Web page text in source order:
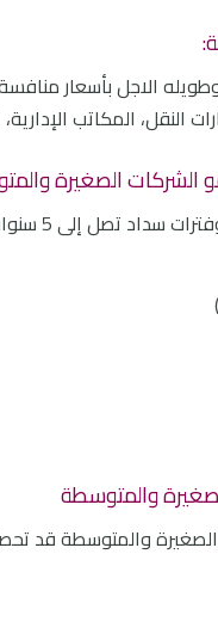
الاجل بأسعار
النقل، المكاتب
الصغيرة
والمتوسطة
الصغيرة والمتوسطة قد